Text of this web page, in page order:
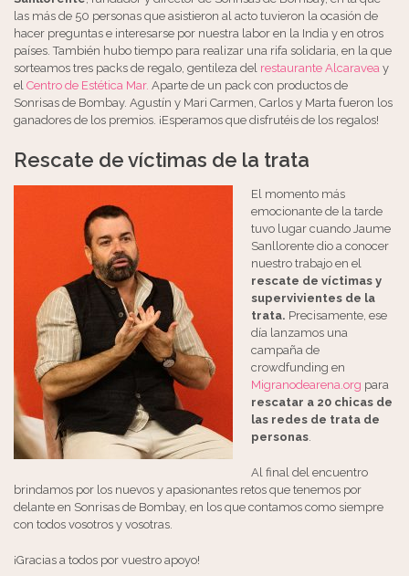
las más de 50 personas que asistieron al acto tuvieron la ocasión de
hacer preguntas e interesarse por nuestra labor en la India y en otros
países. También hubo tiempo para realizar una rifa solidaria, en la que
sorteamos tres packs de regalo, gentileza del restaurante Alcaravea y
el Centro de Estética Mar. Aparte de un pack con productos de
Sonrisas de Bombay. Agustín y Mari Carmen, Carlos y Marta fueron los
ganadores de los premios. ¡Esperamos que disfrutéis de los regalos!
Rescate de víctimas de la trata
El momento más
emocionante de la tarde
tuvo lugar cuando Jaume
Sanllorente dio a conocer
nuestro trabajo en el
rescate de víctimas y
supervivientes de la
trata. Precisamente, ese
día lanzamos una
campaña de
crowdfunding en
Migranodearena.org para
rescatar a 20 chicas de
las redes de trata de
personas.
Al final del encuentro
brindamos por los nuevos y apasionantes retos que tenemos por
delante en Sonrisas de Bombay, en los que contamos como siempre
con todos vosotros y vosotras.
¡Gracias a todos por vuestro apoyo!